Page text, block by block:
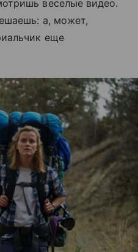
веселые видео.
а, может,
еще